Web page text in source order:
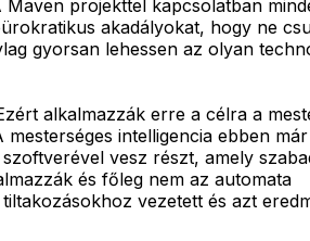
projekttel kapcsolatban
akadályokat, hogy ne
gyorsan lehessen az olyan
alkalmazzák erre a célra a
intelligencia ebben
vesz részt, amely
és főleg nem az automata
vezetett és azt